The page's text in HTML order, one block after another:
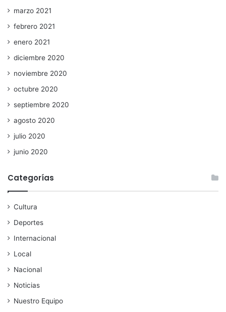
marzo 2021
febrero 2021
enero 2021
diciembre 2020
noviembre 2020
octubre 2020
septiembre 2020
agosto 2020
julio 2020
junio 2020
Categorías
Cultura
Deportes
Internacional
Local
Nacional
Noticias
Nuestro Equipo